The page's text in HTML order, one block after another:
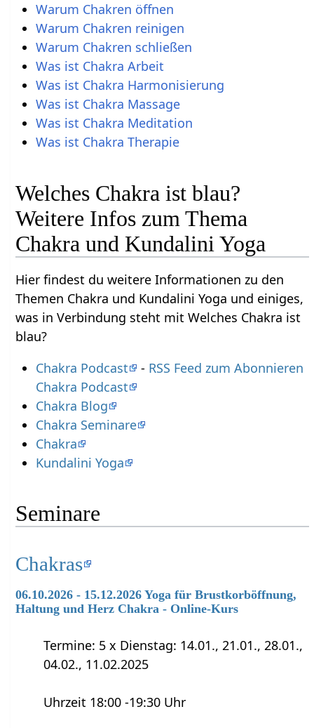
Warum Chakren öffnen
Warum Chakren reinigen
Warum Chakren schließen
Was ist Chakra Arbeit
Was ist Chakra Harmonisierung
Was ist Chakra Massage
Was ist Chakra Meditation
Was ist Chakra Therapie
Welches Chakra ist blau?
Weitere Infos zum Thema
Chakra und Kundalini Yoga
Hier findest du weitere Informationen zu den
Themen Chakra und Kundalini Yoga und einiges,
was in Verbindung steht mit Welches Chakra ist
blau?
Chakra Podcast
- RSS Feed zum Abonnieren
Chakra Podcast
Chakra Blog
Chakra Seminare
Chakra
Kundalini Yoga
Seminare
Chakras
06.10.2026 - 15.12.2026 Yoga für Brustkorböffnung,
Haltung und Herz Chakra - Online-Kurs
Termine: 5 x Dienstag: 14.01., 21.01., 28.01.,
04.02., 11.02.2025
Uhrzeit 18:00 -19:30 Uhr